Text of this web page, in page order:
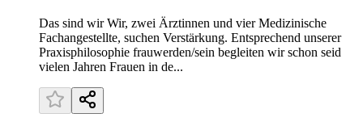
Das sind wir Wir, zwei Ärztinnen und vier Medizinische
Fachangestellte, suchen Verstärkung. Entsprechend unserer
Praxisphilosophie frauwerden/sein begleiten wir schon seid
vielen Jahren Frauen in de...